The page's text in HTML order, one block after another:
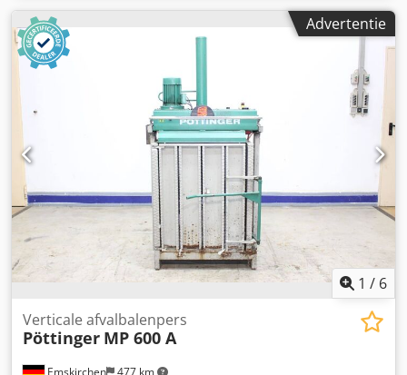
Advertentie
1 / 6
Emskirchen 477 km
Verticale afvalbalenpers
Pöttinger MP 600 A